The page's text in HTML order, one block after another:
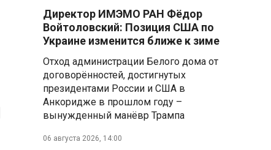
Директор ИМЭМО РАН Фёдор
Войтоловский: Позиция США по
Украине изменится ближе к зиме
Отход администрации Белого дома от
договорённостей, достигнутых
президентами России и США в
Анкоридже в прошлом году –
вынужденный манёвр Трампа
06 августа 2026, 14:00